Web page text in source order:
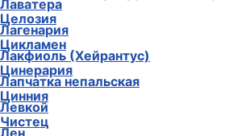
Целозия
Цикламен
Цинерария
Цинния
Чистец
Лаватера
Лагенария
Лакфиоль (Хейрантус)
Лапчатка непальская
Левкой
Лен